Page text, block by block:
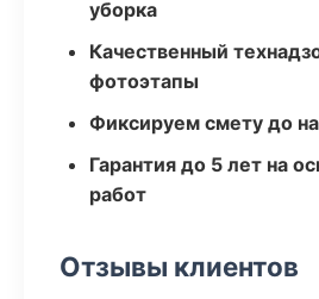
уборка
Качественный
фотоэтапы
Фиксируем смету до
Гарантия до 5 лет на
работ
Отзывы клиентов